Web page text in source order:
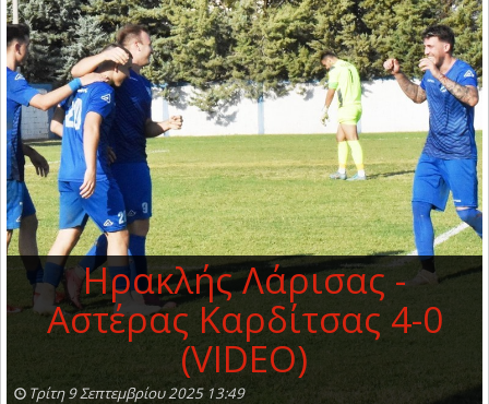
Ηρακλής Λάρισας -
Αστέρας Καρδίτσας 4-0
(VIDEO)
Τρίτη 9 Σεπτεμβρίου 2025 13:49